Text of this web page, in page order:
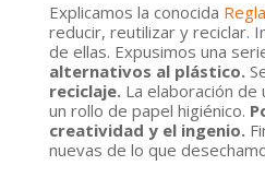
Explicamos la conocida
reducir, reutilizar y reciclar.
de ellas. Expusimos una
alternativos al plástico.
reciclaje.La elaboración de
un rollo de papel higiénico.
creatividad y el ingenio.
nuevas de lo que